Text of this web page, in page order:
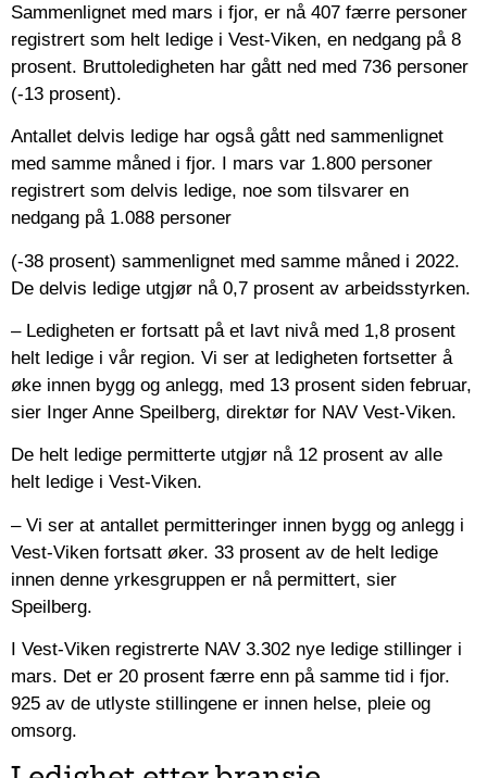
Sammenlignet med mars i fjor, er nå 407 færre personer
registrert som helt ledige i Vest-Viken, en nedgang på 8
prosent. Bruttoledigheten har gått ned med 736 personer
(-13 prosent).
Antallet delvis ledige har også gått ned sammenlignet
med samme måned i fjor. I mars var 1.800 personer
registrert som delvis ledige, noe som tilsvarer en
nedgang på 1.088 personer
(-38 prosent) sammenlignet med samme måned i 2022.
De delvis ledige utgjør nå 0,7 prosent av arbeidsstyrken.
– Ledigheten er fortsatt på et lavt nivå med 1,8 prosent
helt ledige i vår region. Vi ser at ledigheten fortsetter å
øke innen bygg og anlegg, med 13 prosent siden februar,
sier Inger Anne Speilberg, direktør for NAV Vest-Viken.
De helt ledige permitterte utgjør nå 12 prosent av alle
helt ledige i Vest-Viken.
– Vi ser at antallet permitteringer innen bygg og anlegg i
Vest-Viken fortsatt øker. 33 prosent av de helt ledige
innen denne yrkesgruppen er nå permittert, sier
Speilberg.
I Vest-Viken registrerte NAV 3.302 nye ledige stillinger i
mars. Det er 20 prosent færre enn på samme tid i fjor.
925 av de utlyste stillingene er innen helse, pleie og
omsorg.